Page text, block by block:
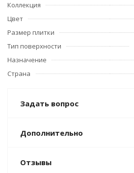
Коллекция
Цвет
Размер плитки
Тип поверхности
Назначение
Страна
Задать вопрос
Дополнительно
Отзывы